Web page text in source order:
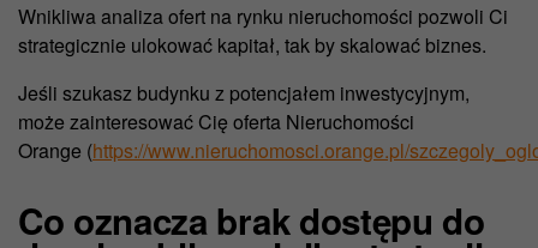
Wnikliwa analiza ofert na rynku nieruchomości pozwoli Ci
strategicznie ulokować kapitał, tak by skalować biznes.
Jeśli szukasz budynku z potencjałem inwestycyjnym,
może zainteresować Cię oferta Nieruchomości
Orange (https://www.nieruchomosci.orange.pl/
Co oznacza brak dostępu do